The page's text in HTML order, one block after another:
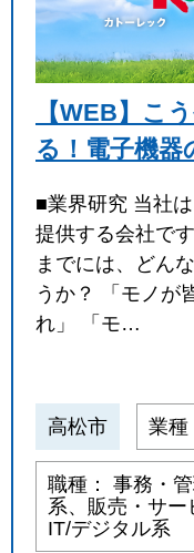
【WEB】こ
る！電子機器
■業界研究 当社
提供する会社で
までには、どん
うか？ 「モノが
れ」 「モ…
高松市 業種
職種： 事務・
系、販売・サー
IT/デジタル系